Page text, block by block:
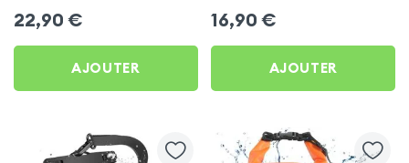
Rotatif 360°, Fixation
Retroviseur - Noir pour
Samsung Galaxy Z Fold 3
22,90 €
AJOUTER
à Sangle Réglable, 100%
Tactile - Noir pour
Samsung Galaxy Z Fold 3
16,90 €
AJOUTER